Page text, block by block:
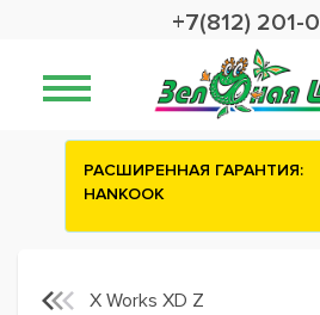
+7(812) 201-
РАСШИРЕННАЯ ГАРАНТИЯ:
HANKOOK
X Works XD Z